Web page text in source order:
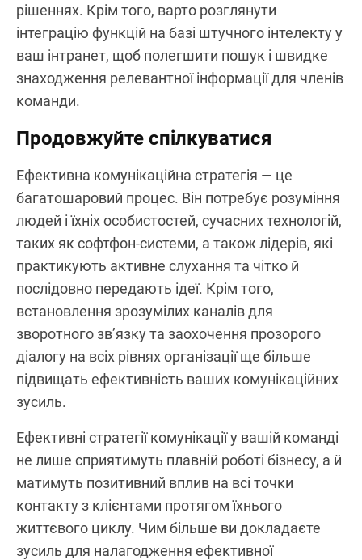
рішеннях. Крім того, варто розглянути
інтеграцію функцій на базі штучного інтелекту у
ваш інтранет, щоб полегшити пошук і швидке
знаходження релевантної інформації для членів
команди.
Продовжуйте спілкуватися
Ефективна комунікаційна стратегія — це
багатошаровий процес. Він потребує розуміння
людей і їхніх особистостей, сучасних технологій,
таких як софтфон-системи, а також лідерів, які
практикують активне слухання та чітко й
послідовно передають ідеї. Крім того,
встановлення зрозумілих каналів для
зворотного зв’язку та заохочення прозорого
діалогу на всіх рівнях організації ще більше
підвищать ефективність ваших комунікаційних
зусиль.
Ефективні стратегії комунікації у вашій команді
не лише сприятимуть плавній роботі бізнесу, а й
матимуть позитивний вплив на всі точки
контакту з клієнтами протягом їхнього
життєвого циклу. Чим більше ви докладаєте
зусиль для налагодження ефективної